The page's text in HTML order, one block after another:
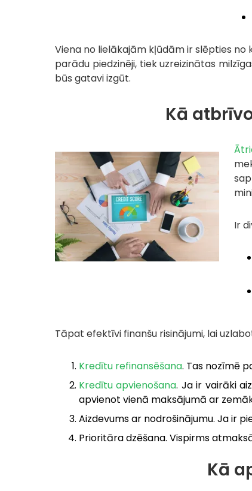
Viena no lielākajām kļūdām ir slēpties no
parādu piedzinēji, tiek uzreizinātas
būs gatavi izgūt.
Kā
Ir
Tāpat efektīvi finanšu risinājumi, lai
Kredītu refinansēšana. Tas nozīmē
Kredītu apvienošana. Ja ir vairāki
apvienot vienā maksājumā ar
Aizdevums ar nodrošinājumu. Ja ir
Prioritāra dzēšana. Vispirms
Kā